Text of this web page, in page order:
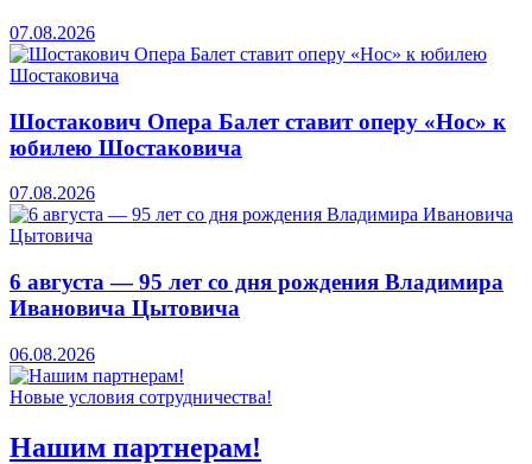
07.08.2026
Шостакович Опера Балет ставит оперу «Нос» к
юбилею Шостаковича
07.08.2026
6 августа — 95 лет со дня рождения Владимира
Ивановича Цытовича
06.08.2026
Новые условия сотрудничества!
Нашим партнерам!